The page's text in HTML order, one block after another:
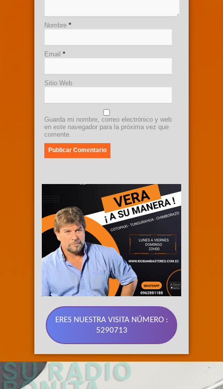
Nombre *
Email *
Sitio Web
Guarda mi nombre, correo electrónico y web
en este navegador para la próxima vez que
comente.
ERES NUESTRA VISITA NÚMERO :
5290713
89.3 FM